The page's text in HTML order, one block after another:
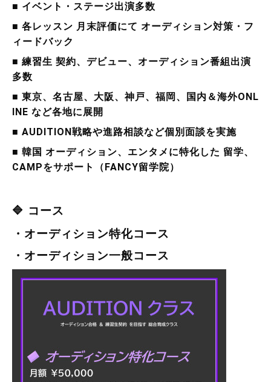
■ イベント・ステージ出演多数
■ 各レッスン 月末評価にて オーディション対策・フ
ィードバック
■ 練習生 契約、デビュー、オーディション番組出演
多数
■ 東京、名古屋、大阪、神戸、福岡、国内＆海外ONL
INE など各地に展開
■ AUDITION戦略や進路相談など個別面談を実施
■ 韓国 オーディション、エンタメに特化した 留学、
CAMPをサポート（FANCY留学院）
🔷 コース
・オーディション特化コース
・オーディション一般コース